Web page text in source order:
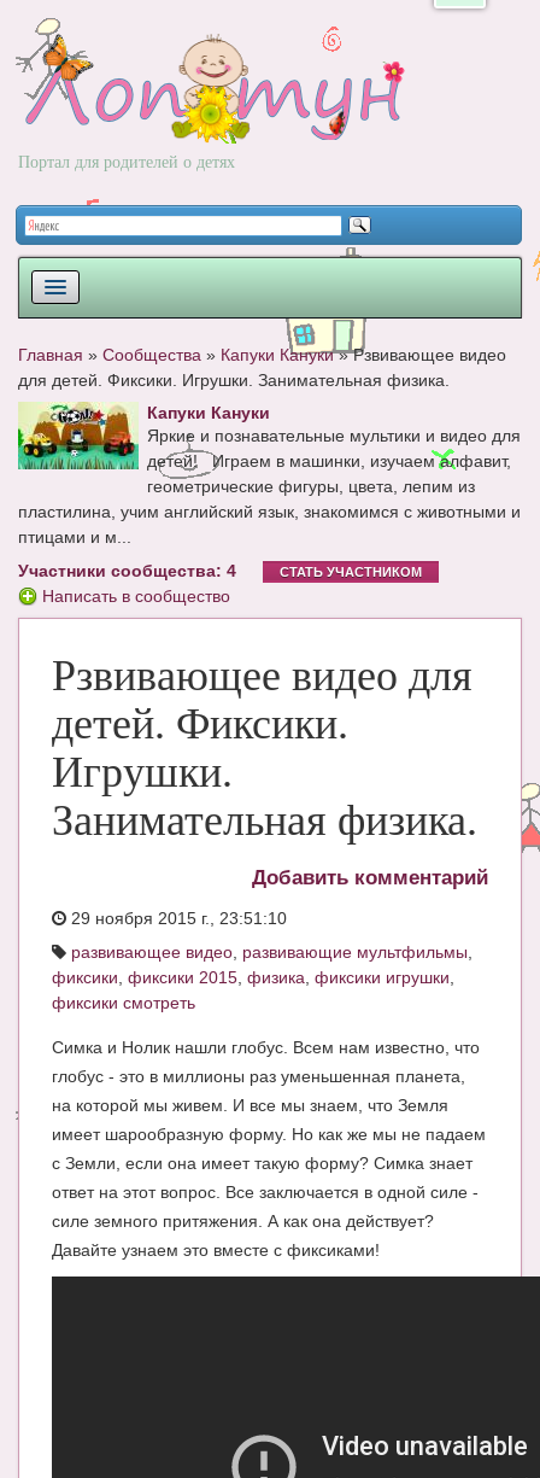
Портал для родителей о детях
РОДЫ
НОВОРОЖДЕННЫЙ
ВОПРОС-ОТВЕТ
ЧАТ
КНИГИ
Рекомендовано
ПСИХОЛОГИЯ
ЗДОРОВЬЕ
БЛОГИ
Календарь беременности
МАМИНА БИБЛИОТЕКА
Имена. Святцы
Энциклопедия беременных
Приложения для Android
Главная » Сообщества » Капуки Кануки»Рзвивающее видео
для детей. Фиксики. Игрушки. Занимательная физика.
Капуки Кануки
Яркие и познавательные мультики и видео для
детей! Играем в машинки, изучаем алфавит,
геометрические фигуры, цвета, лепим из
пластилина, учим английский язык, знакомимся с животными и
птицами и м...
Участники сообщества: 4
СТАТЬ УЧАСТНИКОМ
Написать в сообщество
Рзвивающее видео для
детей. Фиксики.
Игрушки.
Занимательная физика.
Добавить комментарий
29 ноября 2015 г., 23:51:10
развивающее видео развивающие мультфильмы
фиксики фиксики 2015 физика фиксики игрушки
фиксики смотреть
Симка и Нолик нашли глобус. Всем нам известно, что
глобус - это в миллионы раз уменьшенная планета,
на которой мы живем. И все мы знаем, что Земля
имеет шарообразную форму. Но как же мы не падаем
с Земли, если она имеет такую форму? Симка знает
ответ на этот вопрос. Все заключается в одной силе -
силе земного притяжения. А как она действует?
Давайте узнаем это вместе с фиксиками!